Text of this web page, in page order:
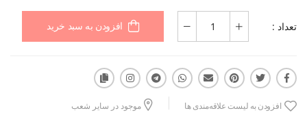
تعداد : افزودن به سبد خرید
افزودن به لیست علاقه‌مندی ها موجود در سایر شعب